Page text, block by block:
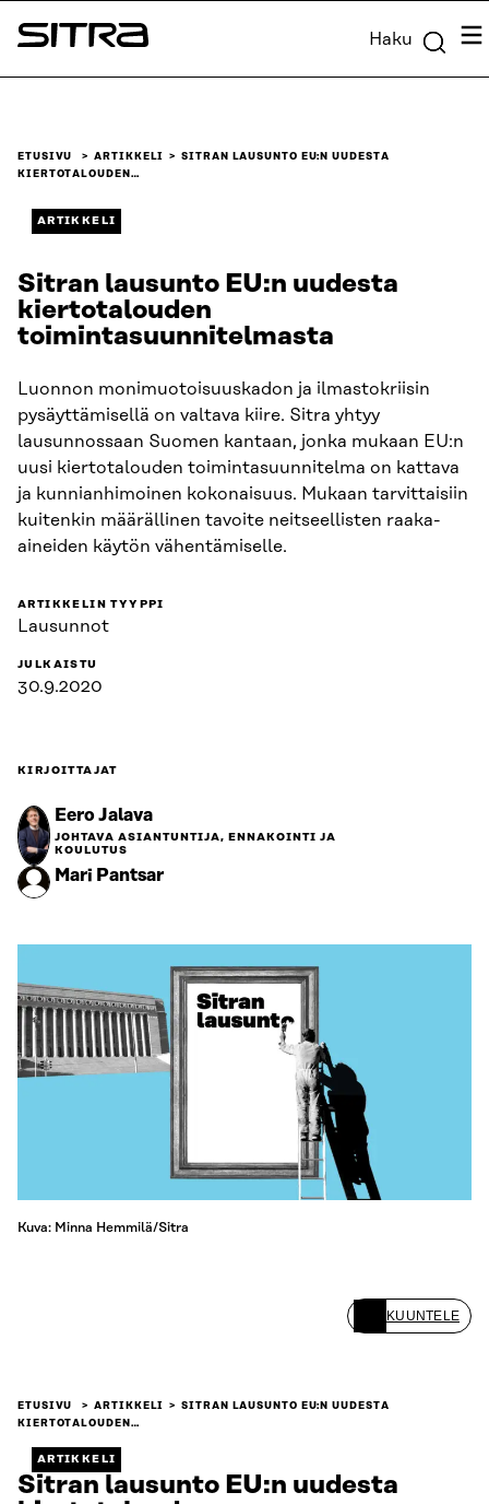
Siirry
suoraan
Sitra Haku
ETUSIVU ARTIKKELI
SITRAN LAUSUNTO EU:N UUDESTA
KIERTOTALOUDEN…
ARTIKKELI
Sitran lausunto EU:n uudesta
kiertotalouden
toimintasuunnitelmasta
Luonnon monimuotoisuuskadon ja ilmastokriisin
pysäyttämisellä on valtava kiire. Sitra yhtyy
lausunnossaan Suomen kantaan, jonka mukaan EU:n
uusi kiertotalouden toimintasuunnitelma on kattava
ja kunnianhimoinen kokonaisuus. Mukaan tarvittaisiin
kuitenkin määrällinen tavoite neitseellisten raaka-
aineiden käytön vähentämiselle.
ARTIKKELIN TYYPPI
Lausunnot
JULKAISTU
30.9.2020
KIRJOITTAJAT
Eero Jalava
JOHTAVA ASIANTUNTIJA, ENNAKOINTI JA
KOULUTUS
Mari Pantsar
Kuva: Minna Hemmilä/Sitra
KUUNTELE
ETUSIVU ARTIKKELI
SITRAN LAUSUNTO EU:N UUDESTA
KIERTOTALOUDEN…
ARTIKKELI
Sitran lausunto EU:n uudesta